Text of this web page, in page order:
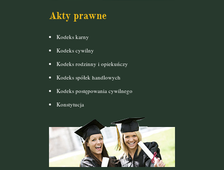
Akty prawne
Kodeks karny
Kodeks cywilny
Kodeks rodzinny i opiekuńczy
Kodeks spółek handlowych
Kodeks postępowania cywilnego
Konstytucja